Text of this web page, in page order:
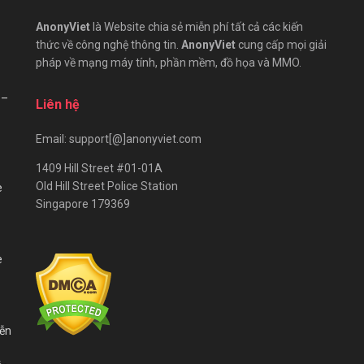
AnonyVietlà Website chia sẻ miễn phí tất cả các kiến
thức về công nghệ thông tin. AnonyViet cung cấp mọi giải
pháp về mạng máy tính, phần mềm, đồ họa và MMO.
Liên hệ
Email: support[@]anonyviet.com
1409 Hill Street #01-01A
Old Hill Street Police Station
Singapore 179369